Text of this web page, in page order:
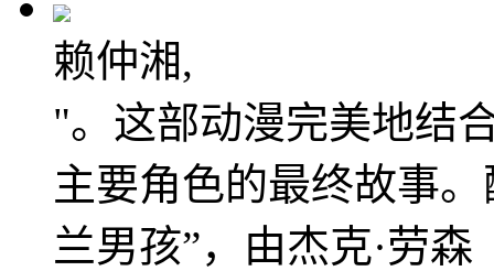
赖仲湘,
"。这部动漫完美地结
主要角色的最终故事
兰男孩”，由杰克·劳